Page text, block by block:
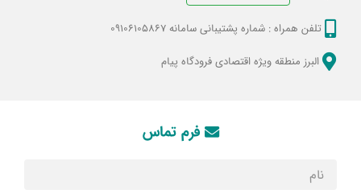
تلفن همراه : شماره پشتیبانی سامانه 09106105867
البرز منطقه ویژه اقتصادی فرودگاه پیام
فرم تماس